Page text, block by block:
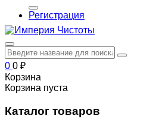
Регистрация
0 0 ₽
Корзина
Корзина пуста
Каталог товаров